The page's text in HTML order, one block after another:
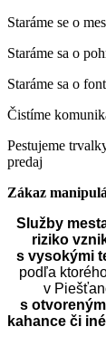
Staráme se o
Staráme sa o
Staráme sa o
Čistíme
Pestujeme
predaj
Zákaz
Služby
riziko
s vysokými
podľa
v
s
kahance či